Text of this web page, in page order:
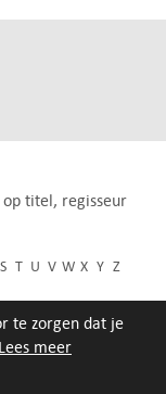
te zorgen dat je
Lees meer
titel, regisseur
S T U V W X Y Z